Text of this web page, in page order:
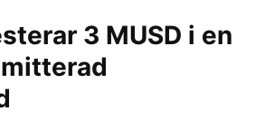
3 MUSD i en